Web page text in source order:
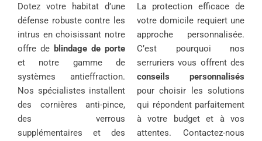
Dotez votre habitat d’une
défense robuste contre les
intrus en choisissant notre
offre de blindage de porte
et notre gamme de
systèmes antieffraction.
Nos spécialistes installent
des cornières anti-pince,
des verrous
supplémentaires et des
La protection efficace de
votre domicile requiert une
approche personnalisée.
C’est pourquoi nos
serruriers vous offrent des
conseils personnalisés
pour choisir les solutions
qui répondent parfaitement
à votre budget et à vos
attentes. Contactez-nous